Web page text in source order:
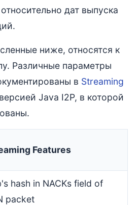
дат выпуска
ниже, относятся к
Различные параметры
в Streaming
Java I2P, в которой
Features
hash in NACKs field of
packet